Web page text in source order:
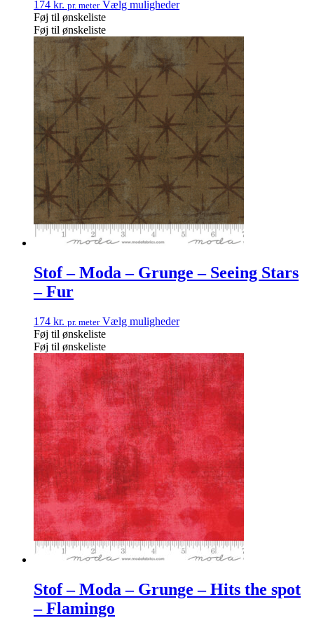
174 kr. pr. meter Vælg muligheder
Føj til ønskeliste
Føj til ønskeliste
Stof – Moda – Grunge – Seeing Stars
– Fur
174 kr. pr. meter Vælg muligheder
Føj til ønskeliste
Føj til ønskeliste
Stof – Moda – Grunge – Hits the spot
– Flamingo